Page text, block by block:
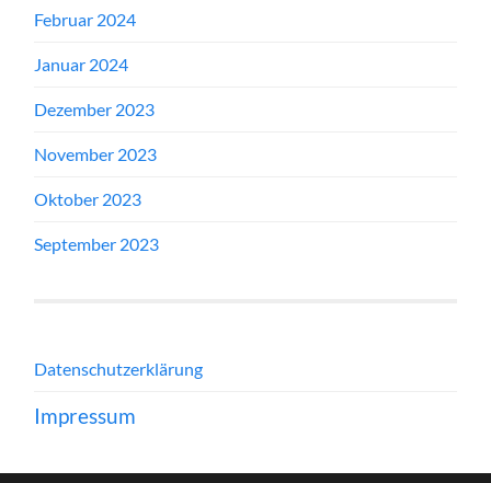
Februar 2024
Januar 2024
Dezember 2023
November 2023
Oktober 2023
September 2023
Datenschutzerklärung
Impressum